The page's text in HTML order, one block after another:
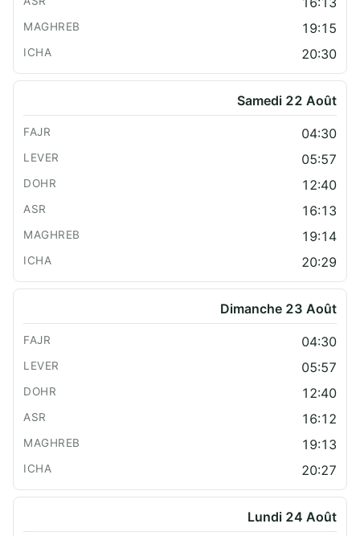
19:15
20:30
Samedi 22 Août
04:30
05:57
12:40
16:13
19:14
20:29
Dimanche 23 Août
04:30
05:57
12:40
16:12
19:13
20:27
Lundi 24 Août